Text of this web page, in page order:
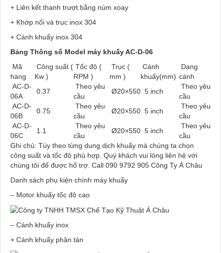
+ Liên kết thanh trượt bằng núm xoay
+ Khớp nối và trục inox 304
+ Cánh khuấy inox 304
Bảng Thông số Model máy khuấy AC-D-06
Mã
hàng
Công suất (
Kw )
Tốc độ (
RPM )
Trục (
mm )
Cánh
khuấy(mm)
Dạng
cánh
AC-D-
06A
0.37
Theo yêu
cầu
Ø20×550 5 inch
Theo yêu
cầu
AC-D-
06B
0.75
Theo yêu
cầu
Ø20×550 5 inch
Theo yêu
cầu
AC-D-
06C
1.1
Theo yêu
cầu
Ø20×550 5 inch
Theo yêu
cầu
Ghi chú: Tùy theo từng dung dịch khuấy mà chúng ta chọn
công suất và tốc độ phù hợp. Quý khách vui lòng liên hệ với
chúng tôi để được hổ trợ. Call 090 9792 905 Công Ty Á Châu
Danh sách phụ kiện chính máy khuấy
– Motor khuấy tốc độ cao
– Cánh khuấy inox
+ Cánh khuấy phân tán